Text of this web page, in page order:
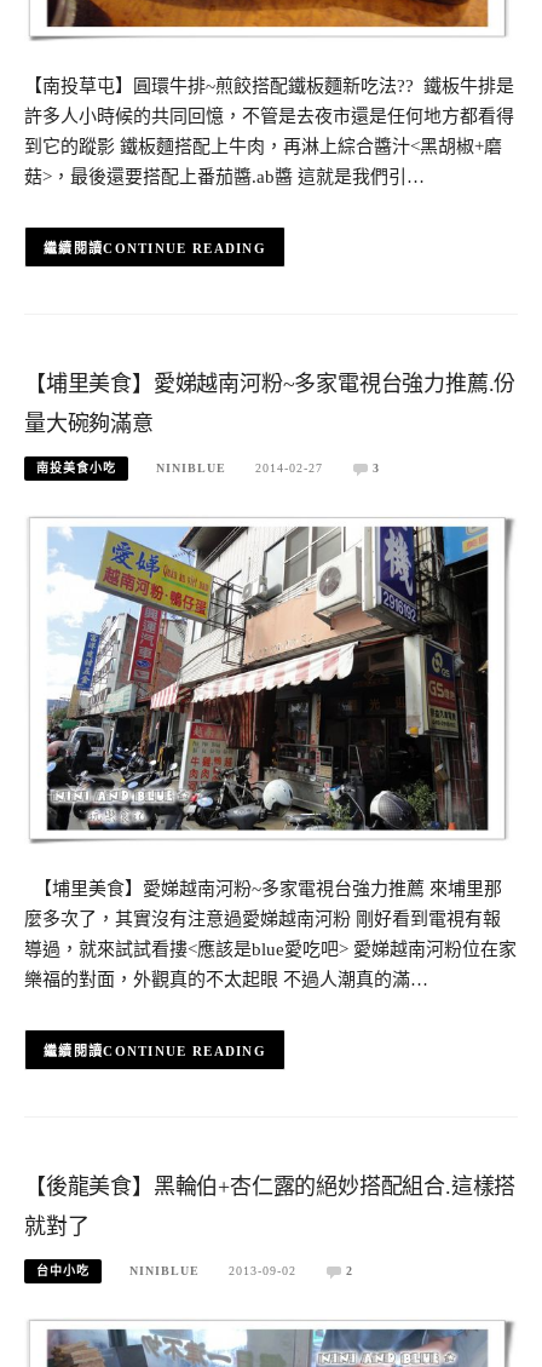
【南投草屯】圓環牛排~煎餃搭配鐵板麵新吃法?? 鐵板牛排是
許多人小時候的共同回憶，不管是去夜市還是任何地方都看得
到它的蹤影 鐵板麵搭配上牛肉，再淋上綜合醬汁<黑胡椒+磨
菇>，最後還要搭配上番茄醬.ab醬 這就是我們引…
CONTINUE READING
【埔里美食】愛娣越南河粉~多家電視台強力推薦.份
量大碗夠滿意
南投美食小吃 NINIBLUE 2014-02-27 3
【埔里美食】愛娣越南河粉~多家電視台強力推薦 來埔里那
麼多次了，其實沒有注意過愛娣越南河粉 剛好看到電視有報
導過，就來試試看摟<應該是blue愛吃吧> 愛娣越南河粉位在家
樂福的對面，外觀真的不太起眼 不過人潮真的滿…
CONTINUE READING
【後龍美食】黑輪伯+杏仁露的絕妙搭配組合.這樣搭
就對了
台中小吃 NINIBLUE 2013-09-02 2